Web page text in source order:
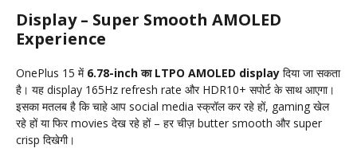
Display – Super Smooth AMOLED
Experience
OnePlus 15 में 6.78-inch का LTPO AMOLED display दिया जा सकता
है। यह display 165Hz refresh rate और HDR10+ सपोर्ट के साथ आएगा।
इसका मतलब है कि चाहे आप social media स्क्रॉल कर रहे हों, gaming खेल
रहे हों या फिर movies देख रहे हों – हर चीज़ butter smooth और super
crisp दिखेगी।